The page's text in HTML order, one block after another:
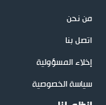
من نحن
اتصل بنا
إخلاء المسؤولية
سياسة الخصوصية